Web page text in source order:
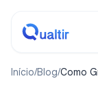
Início/Blog/Como